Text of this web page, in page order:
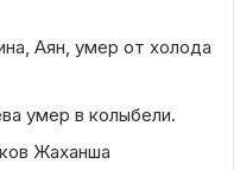
Аян, умер от холода
умер в колыбели.
Жаханша